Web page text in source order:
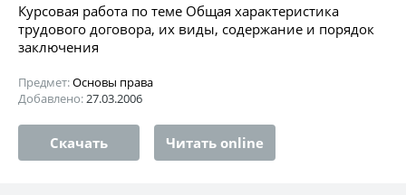
Курсовая работа по теме Общая характеристика
трудового договора, их виды, содержание и порядок
заключения
Предмет:Основы права
Добавлено:27.03.2006
Скачать Читать online